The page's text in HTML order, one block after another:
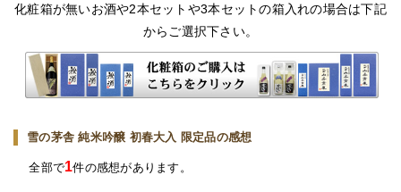
化粧箱が無いお酒や2本セットや3本セットの箱入れの場合は下記
からご選択下さい。
雪の茅舎 純米吟醸 初春大入 限定品の感想
全部で1件の感想があります。